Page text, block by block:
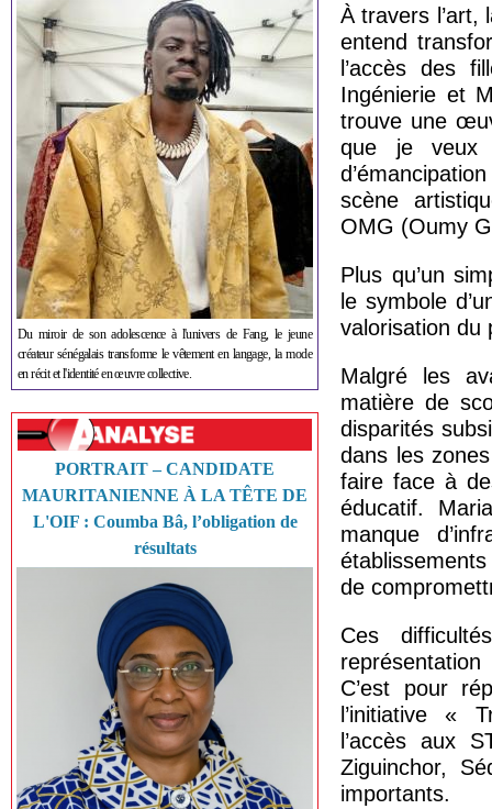
Du miroir de son adolescence à l'univers de Fang, le jeune
créateur sénégalais transforme le vêtement en langage, la mode
en récit et l'identité en œuvre collective.
PORTRAIT – CANDIDATE
MAURITANIENNE À LA TÊTE DE
L'OIF : Coumba Bâ, l’obligation de
résultats
À travers l’art,
entend
l’accès des
Ingénierie et
trouve une
que je veux
scène
OMG (Oumy
Plus qu’un
le symbole
valorisation du
Malgré les
matière de
disparités
dans les
faire face à
éducatif.
manque
de
Ces
C’est pour
l’initiative «
l’accès aux
Ziguinchor,
importants.